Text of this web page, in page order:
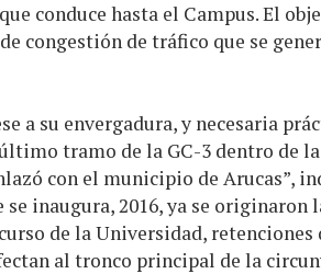
conduce hasta el Campus. El
congestión de tráfico que se
a su envergadura, y necesaria
tramo de la GC-3 dentro de
con el municipio de Arucas”,
inaugura, 2016, ya se originaron
de la Universidad, retenciones
al tronco principal de la